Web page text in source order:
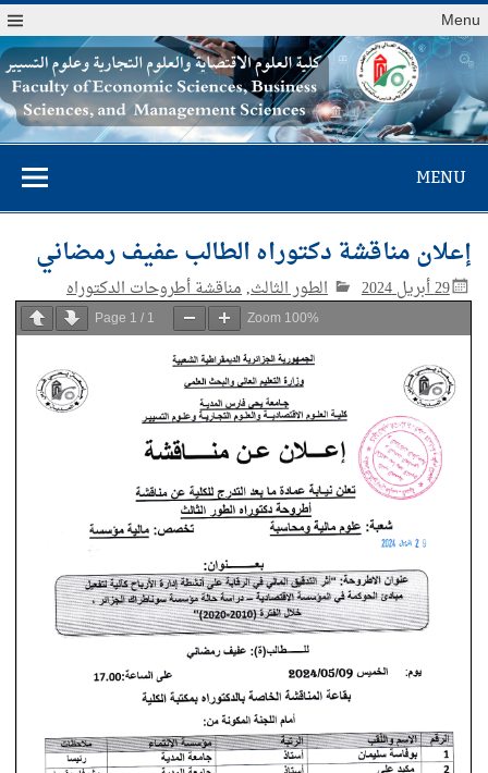
Menu
كلية العلوم
الاقتصادية والعلوم
التجارية وعلوم
التسيير
MENU
إعلان مناقشة دكتوراه الطالب عفيف رمضاني
29 أبريل 2024 الطور الثالث,مناقشة أطروحات الدكتوراه
Page 1 / 1 Zoom 100%